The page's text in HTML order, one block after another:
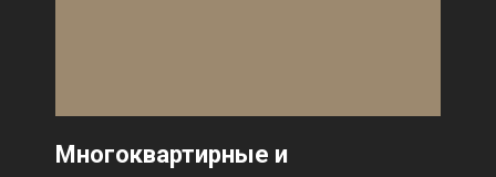
Многоквартирные и